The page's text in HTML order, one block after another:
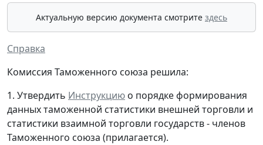
Актуальную версию документа смотрите здесь
Справка
Комиссия Таможенного союза решила:
1. Утвердить Инструкцию о порядке формирования
данных таможенной статистики внешней торговли и
статистики взаимной торговли государств - членов
Таможенного союза (прилагается).